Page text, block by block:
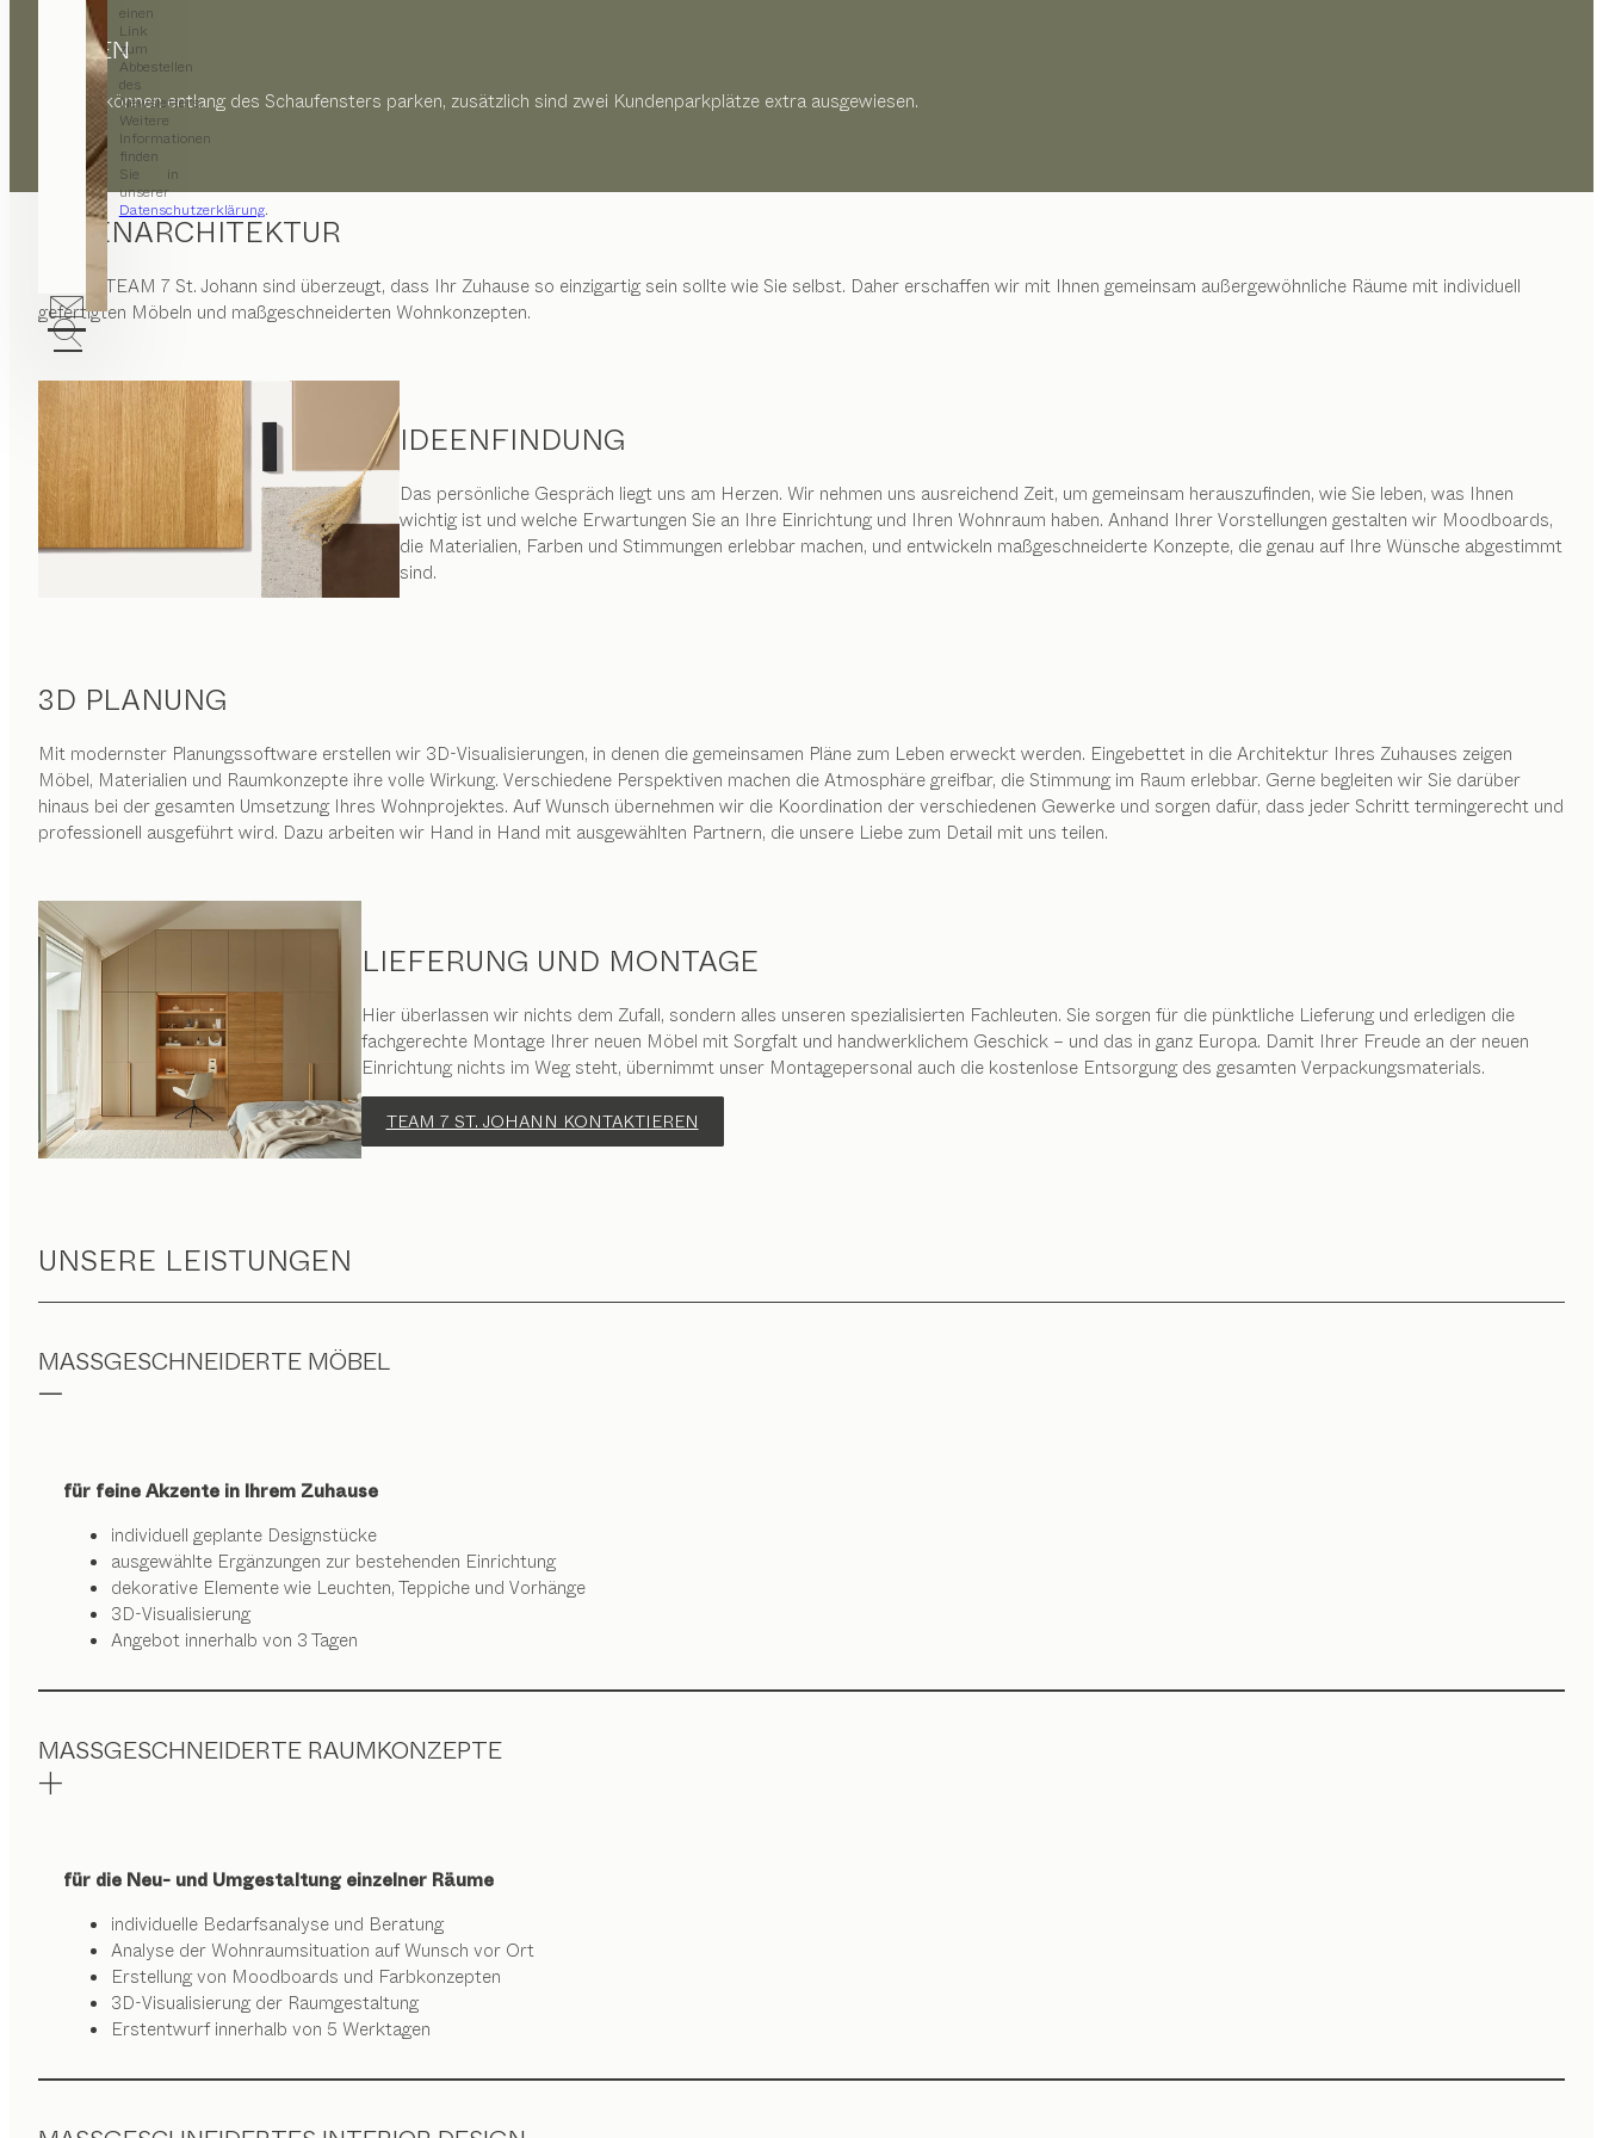
einen
Link
zum
Abbestellen
des
Newsletters.
Weitere
Informationen
finden
Sie in
unserer
Datenschutzerklärung.
PARKEN
Kunden können entlang des Schaufensters parken, zusätzlich sind zwei Kundenparkplätze extra ausgewiesen.
INNENARCHITEKTUR
TEAM 7 St. Johann sind überzeugt, dass Ihr Zuhause so einzigartig sein sollte wie Sie selbst. Daher erschaffen wir mit Ihnen gemeinsam außergewöhnliche Räume mit individuell
gefertigten Möbeln und maßgeschneiderten Wohnkonzepten.
IDEENFINDUNG
Das persönliche Gespräch liegt uns am Herzen. Wir nehmen uns ausreichend Zeit, um gemeinsam herauszufinden, wie Sie leben, was Ihnen
wichtig ist und welche Erwartungen Sie an Ihre Einrichtung und Ihren Wohnraum haben. Anhand Ihrer Vorstellungen gestalten wir Moodboards,
die Materialien, Farben und Stimmungen erlebbar machen, und entwickeln maßgeschneiderte Konzepte, die genau auf Ihre Wünsche abgestimmt
sind.
3D PLANUNG
Mit modernster Planungssoftware erstellen wir 3D-Visualisierungen, in denen die gemeinsamen Pläne zum Leben erweckt werden. Eingebettet in die Architektur Ihres Zuhauses zeigen
Möbel, Materialien und Raumkonzepte ihre volle Wirkung. Verschiedene Perspektiven machen die Atmosphäre greifbar, die Stimmung im Raum erlebbar. Gerne begleiten wir Sie darüber
hinaus bei der gesamten Umsetzung Ihres Wohnprojektes. Auf Wunsch übernehmen wir die Koordination der verschiedenen Gewerke und sorgen dafür, dass jeder Schritt termingerecht und
professionell ausgeführt wird. Dazu arbeiten wir Hand in Hand mit ausgewählten Partnern, die unsere Liebe zum Detail mit uns teilen.
LIEFERUNG UND MONTAGE
Hier überlassen wir nichts dem Zufall, sondern alles unseren spezialisierten Fachleuten. Sie sorgen für die pünktliche Lieferung und erledigen die
fachgerechte Montage Ihrer neuen Möbel mit Sorgfalt und handwerklichem Geschick – und das in ganz Europa. Damit Ihrer Freude an der neuen
Einrichtung nichts im Weg steht, übernimmt unser Montagepersonal auch die kostenlose Entsorgung des gesamten Verpackungsmaterials.
TEAM 7 ST. JOHANN KONTAKTIEREN
UNSERE LEISTUNGEN
MASSGESCHNEIDERTE MÖBEL
für feine Akzente in Ihrem Zuhause
individuell geplante Designstücke
ausgewählte Ergänzungen zur bestehenden Einrichtung
dekorative Elemente wie Leuchten, Teppiche und Vorhänge
3D-Visualisierung
Angebot innerhalb von 3 Tagen
MASSGESCHNEIDERTE RAUMKONZEPTE
für die Neu- und Umgestaltung einzelner Räume
individuelle Bedarfsanalyse und Beratung
Analyse der Wohnraumsituation auf Wunsch vor Ort
Erstellung von Moodboards und Farbkonzepten
3D-Visualisierung der Raumgestaltung
Erstentwurf innerhalb von 5 Werktagen